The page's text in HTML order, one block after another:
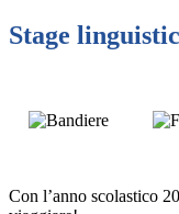
Stage
Con l’anno scolastico